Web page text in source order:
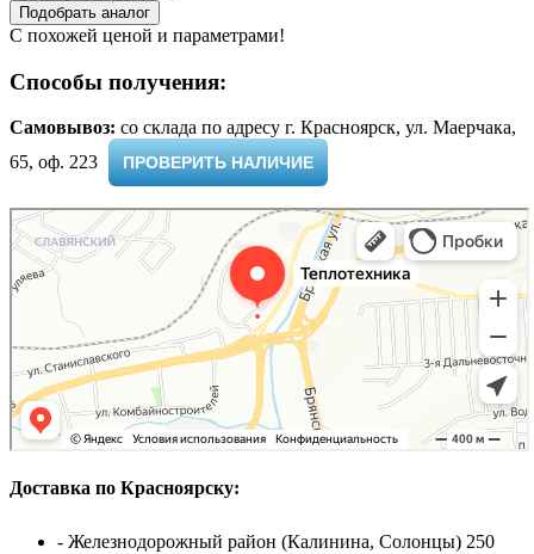
Подобрать аналог
С похожей ценой и параметрами!
Способы получения:
Самовывоз: cо склада по адресу г. Красноярск, ул. Маерчака,
65, оф. 223 ​
ПРОВЕРИТЬ НАЛИЧИЕ
Доставка по Красноярску:
- Железнодорожный район (Калинина, Солонцы) 250